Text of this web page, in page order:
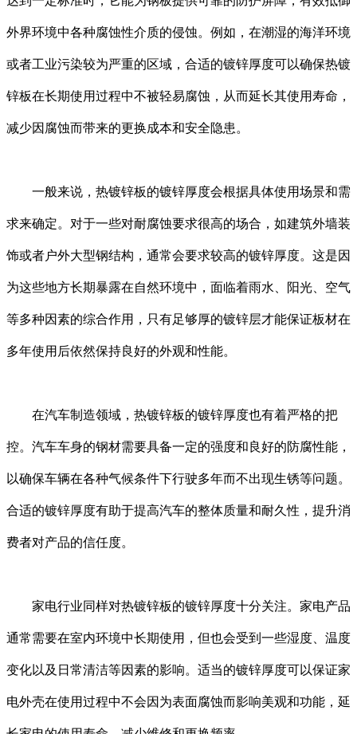
外界环境中各种腐蚀性介质的侵蚀。例如，在潮湿的海洋环境
或者工业污染较为严重的区域，合适的镀锌厚度可以确保热镀
锌板在长期使用过程中不被轻易腐蚀，从而延长其使用寿命，
减少因腐蚀而带来的更换成本和安全隐患。
一般来说，热镀锌板的镀锌厚度会根据具体使用场景和需
求来确定。对于一些对耐腐蚀要求很高的场合，如建筑外墙装
饰或者户外大型钢结构，通常会要求较高的镀锌厚度。这是因
为这些地方长期暴露在自然环境中，面临着雨水、阳光、空气
等多种因素的综合作用，只有足够厚的镀锌层才能保证板材在
多年使用后依然保持良好的外观和性能。
在汽车制造领域，热镀锌板的镀锌厚度也有着严格的把
控。汽车车身的钢材需要具备一定的强度和良好的防腐性能，
以确保车辆在各种气候条件下行驶多年而不出现生锈等问题。
合适的镀锌厚度有助于提高汽车的整体质量和耐久性，提升消
费者对产品的信任度。
家电行业同样对热镀锌板的镀锌厚度十分关注。家电产品
通常需要在室内环境中长期使用，但也会受到一些湿度、温度
变化以及日常清洁等因素的影响。适当的镀锌厚度可以保证家
电外壳在使用过程中不会因为表面腐蚀而影响美观和功能，延